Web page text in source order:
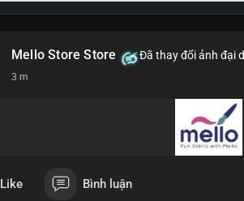
Mello Store Store Đã thay đổi ảnh đại
3 m
Like Bình luận